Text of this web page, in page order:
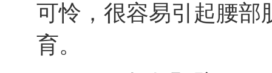
可怜，很容易引起腰部
育。